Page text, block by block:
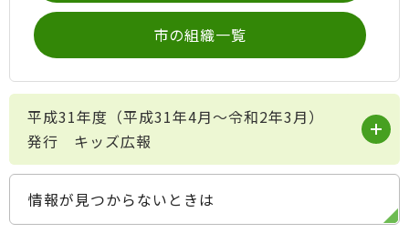
市の組織一覧
平成31年度（平成31年4月～令和2年3月）
発行 キッズ広報
情報が見つからないときは